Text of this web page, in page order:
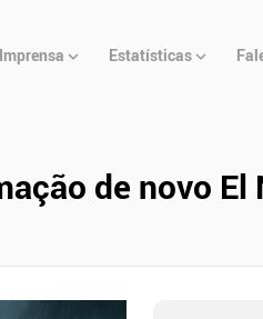
Imprensa Estatísticas
de novo El